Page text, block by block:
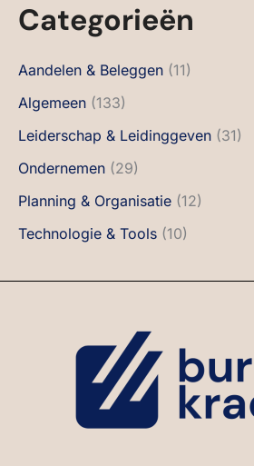
Categorieën
Aandelen & Beleggen (11)
Algemeen (133)
Leiderschap & Leidinggeven (31)
Ondernemen (29)
Planning & Organisatie (12)
Technologie & Tools (10)